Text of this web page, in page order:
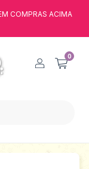
COMPRAS ACIMA
0